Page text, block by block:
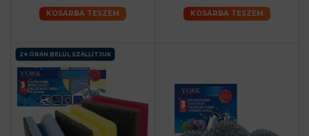
KOSÁRBA TESZEM KOSÁRBA TESZEM
24 ÓRÁN BELÜL SZÁLLÍTJUK